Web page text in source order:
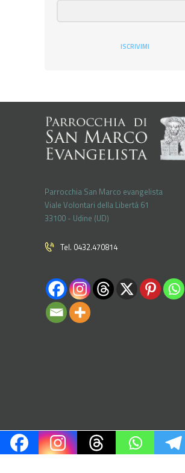
ISCRIVIMI
Parrocchia San Marco evangelista
Viale Volontari della Libertá 61
33100 - Udine (UD)
Tel. 0432.470814